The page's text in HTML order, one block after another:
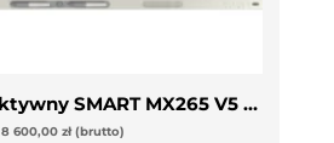
Monitor interaktywny SMART MX265 V5 65″
8 600,00 zł (brutto)